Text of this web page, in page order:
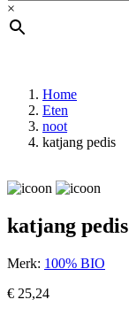
×
Home
Eten
noot
katjang pedis
katjang pedis
Merk: 100% BIO
€ 25,24